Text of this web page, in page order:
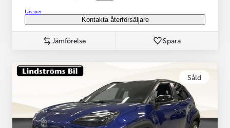
Läs mer
Kontakta återförsäljare
Jämförelse Spara
Såld